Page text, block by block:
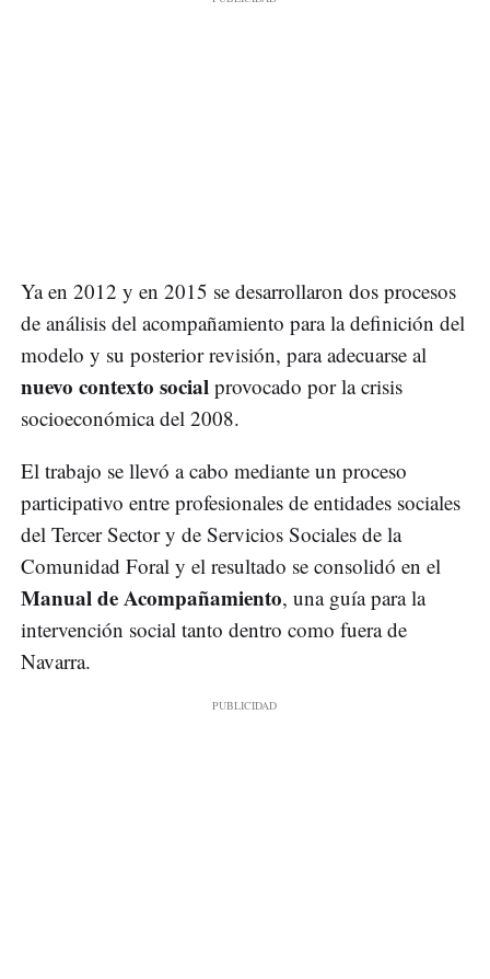
Ya en 2012 y en 2015 se desarrollaron dos procesos
de análisis del acompañamiento para la definición del
modelo y su posterior revisión, para adecuarse al
nuevo contexto social provocado por la crisis
socioeconómica del 2008.
El trabajo se llevó a cabo mediante un proceso
participativo entre profesionales de entidades sociales
del Tercer Sector y de Servicios Sociales de la
Comunidad Foral y el resultado se consolidó en el
Manual de Acompañamiento, una guía para la
intervención social tanto dentro como fuera de
Navarra.